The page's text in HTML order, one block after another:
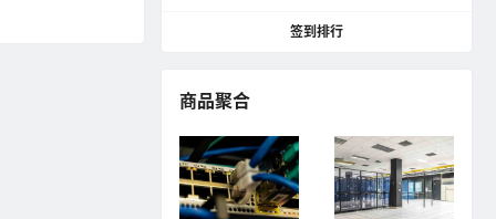
签到排行
商品聚合